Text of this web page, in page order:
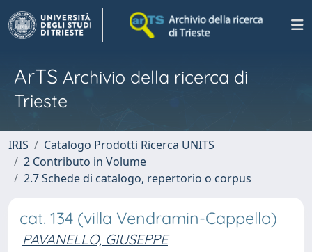
ArTS Archivio della ricerca di
Trieste
IRIS
Catalogo Prodotti Ricerca UNITS
2 Contributo in Volume
2.7 Schede di catalogo, repertorio o corpus
cat. 134 (villa Vendramin-Cappello)
PAVANELLO, GIUSEPPE